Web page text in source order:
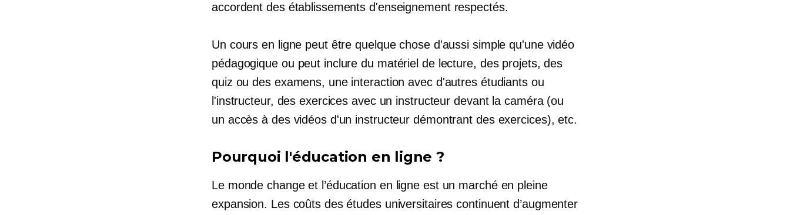
accordent des établissements d'enseignement respectés.
Un cours en ligne peut être quelque chose d'aussi simple qu'une vidéo
pédagogique ou peut inclure du matériel de lecture, des projets, des
quiz ou des examens, une interaction avec d'autres étudiants ou
l'instructeur, des exercices avec un instructeur devant la caméra (ou
un accès à des vidéos d'un instructeur démontrant des exercices), etc.
Pourquoi l'éducation en ligne ?
Le monde change et l’éducation en ligne est un marché en pleine
expansion. Les coûts des études universitaires continuent d’augmenter